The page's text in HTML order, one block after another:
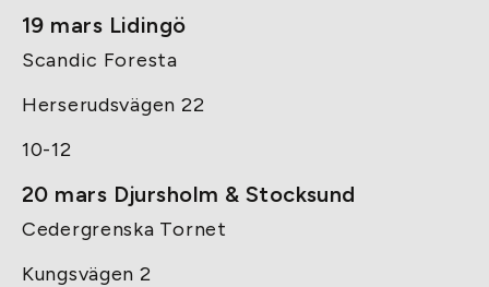
19 mars Lidingö
Scandic Foresta
Herserudsvägen 22
10-12
20 mars Djursholm & Stocksund
Cedergrenska Tornet
Kungsvägen 2